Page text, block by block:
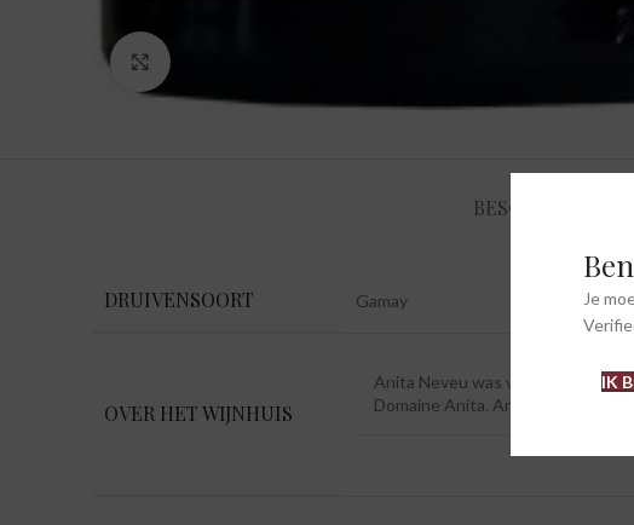
Je
IK
BESCHRIJVING
DRUIVENSOORT Gamay
OVER HET WIJNHUIS
Anita Neveu was vroeger
Domaine Anita. Anita gebruikt